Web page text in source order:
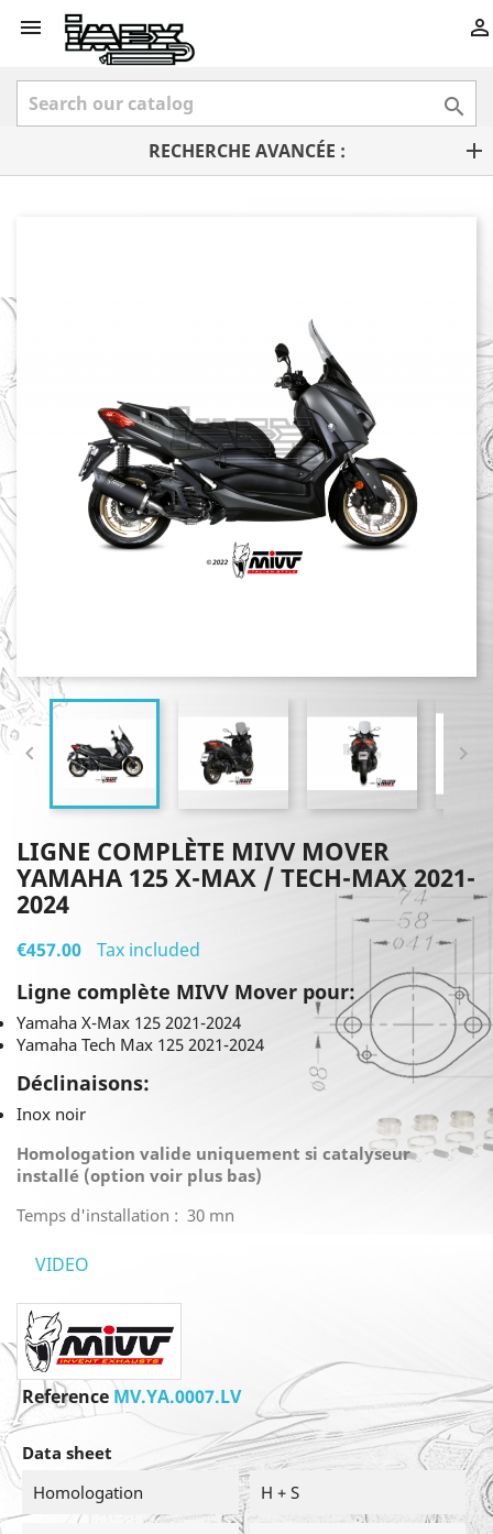
 

RECHERCHE AVANCÉE :
 
LIGNE COMPLÈTE MIVV MOVER
YAMAHA 125 X-MAX / TECH-MAX 2021-
2024
€457.00 Tax included
Ligne complète MIVV Mover pour:
Yamaha X-Max 125 2021-2024
Yamaha Tech Max 125 2021-2024
Déclinaisons:
Inox noir
Homologation valide uniquement si catalyseur
installé (option voir plus bas)
Temps d'installation : 30 mn
VIDEO
Reference MV.YA.0007.LV
Data sheet
Homologation
H + S